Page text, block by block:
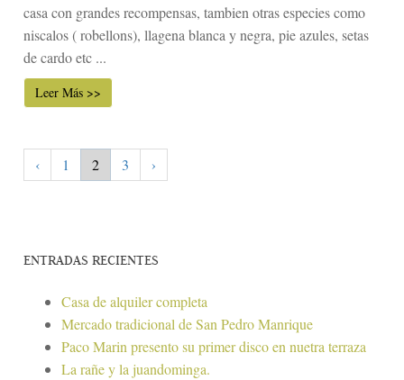
casa con grandes recompensas, tambien otras especies como
niscalos ( robellons), llagena blanca y negra, pie azules, setas
de cardo etc ...
Leer Más >>
‹ 1 2 3 ›
ENTRADAS RECIENTES
Casa de alquiler completa
Mercado tradicional de San Pedro Manrique
Paco Marin presento su primer disco en nuetra terraza
La rañe y la juandominga.